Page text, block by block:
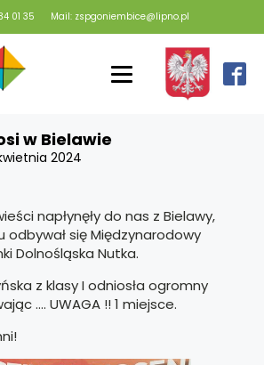
01 35 Mail: zspgoniembice@lipno.pl
w Bielawie
2024
napłynęły do nas z Bielawy,
odbywał się Międzynarodowy
Dolnośląska Nutka.
z klasy I odniosła ogromny
…. UWAGA !! 1 miejsce.